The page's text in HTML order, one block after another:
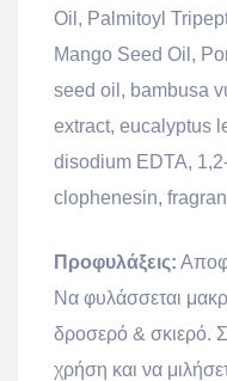
Oil, Palmitoyl
Mango Seed Oil,
seed oil, bambusa
extract, eucalyptus
disodium EDTA,
clophenesin,
Προφυλάξεις:
Να φυλάσσεται
δροσερό & σκιερό.
χρήση και να